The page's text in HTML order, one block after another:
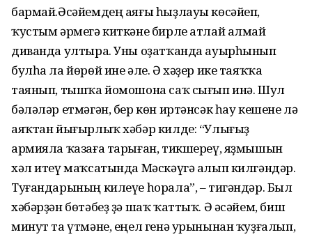
бармай.Әсәйемдең аяғы һыҙлауы көсәйеп,
ҡустым әрмегә киткәне бирле атлай алмай
диванда ултыра. Уны оҙатҡанда ауырһынып
булһа ла йөрөй ине әле. Ә хәҙер ике таяҡҡа
таянып, тышҡа йомошона саҡ сығып инә. Шул
бәләләр етмәгән, бер көн иртәнсәк һау кешене лә
аяҡтан йығырлыҡ хәбәр килде: “Улығыҙ
армияла ҡазаға тарыған, тикшереү, яҙмышын
хәл итеү маҡсатында Мәскәүгә алып килгәндәр.
Туғандарының килеүе һорала”, – тигәндәр. Был
хәбәрҙән бөтәбеҙ ҙә шаҡ ҡаттыҡ. Ә әсәйем, биш
минут та үтмәне, еңел генә урынынан ҡуҙғалып,